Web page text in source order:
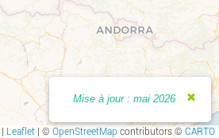
Leaflet © OpenStreetMap contributors © CARTO
Mise à jour : mai 2026